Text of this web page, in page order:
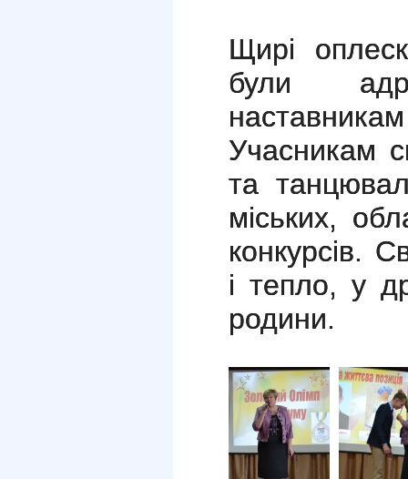
Щирі
були
Учасникам
та
міських,
конкурсів.
і тепло, у
родини.